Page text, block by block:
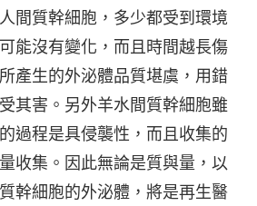
間質幹細胞，多少都受到環境
能沒有變化，而且時間越長傷
產生的外泌體品質堪虞，用錯
其害。另外羊水間質幹細胞雖
過程是具侵襲性，而且收集的
收集。因此無論是質與量，以
幹細胞的外泌體，將是再生醫